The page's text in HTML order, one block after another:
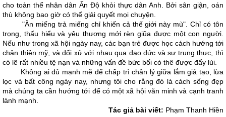
cho toàn thể nhân dân Ấn Độ khỏi thực dân Anh. Bởi sân giận, oán
thù không bao giờ có thể giải quyết mọi chuyện.
"Ăn miếng trả miếng chỉ khiến cả thế giới này mù". Chỉ có tôn
trọng, thấu hiểu và yêu thương mới rèn giũa được một con người.
Nếu như trong xã hội ngày nay, các bạn trẻ được học cách hướng tới
chân thiện mỹ, và đối xử với nhau qua đạo đức và sự trung thực, thì
có lẽ rất nhiều tệ nạn và những vấn đề bức bối có thê được đẩy lùi.
Không ai đủ mạnh mẽ để chấp trì chân lý giữa lắm giả tạo, lừa
lọc và bất công ngày nay, nhưng tôi cho rằng đó là cách sống đẹp
mà chúng ta cần hướng tới để có một xã hội văn minh và cạnh tranh
lành mạnh.
Tác giả bài viết: Phạm Thanh Hiền